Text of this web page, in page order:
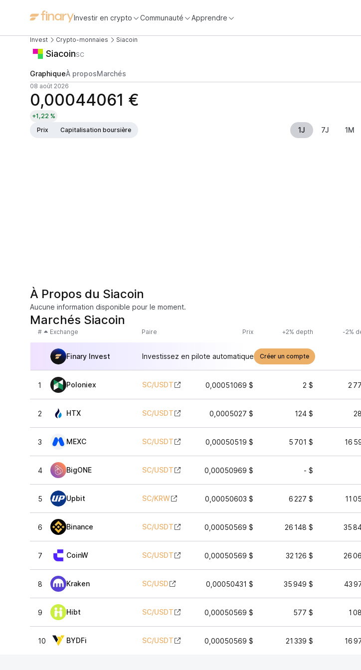
Investir en crypto Communauté Apprendre
Invest Crypto-monnaies Siacoin
SiacoinSC
GraphiqueÀ proposMarchés
08 août 2026
0,00044061 €
+1,22 %
Prix
Capitalisation boursière 1J 7J 1M
À Propos du Siacoin
Aucune information disponible pour le moment.
Marchés Siacoin
# Exchange Paire Prix +2% depth -2%
Finary Invest Investissez en pilote automatique Créer un compte
1 Poloniex SC/USDT 0,00051069 $ 2 $ 2
2 HTX SC/USDT 0,0005027 $ 124 $
3 MEXC SC/USDT 0,00050519 $ 5 701 $ 16
4 BigONE SC/USDT 0,00050969 $ - $
5 Upbit SC/KRW 0,00050603 $ 6 227 $ 11
6 Binance SC/USDT 0,00050569 $ 26 148 $ 35
7 CoinW SC/USDT 0,00050569 $ 32 126 $ 26
8 Kraken SC/USD 0,00050431 $ 35 949 $ 43
9 Hibt SC/USDT 0,00050569 $ 577 $ 1
10 BYDFi SC/USDT 0,00050569 $ 21 339 $ 16